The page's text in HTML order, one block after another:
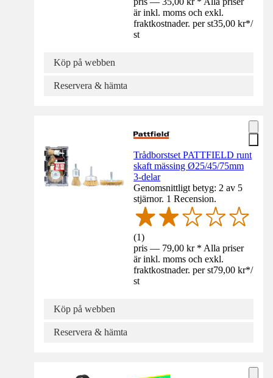
är inkl. moms och exkl.
fraktkostnader. per st35,00 kr*/
st
Köp på webben
Reservera & hämta
Trådborstset PATTFIELD runt
skaft mässing Ø25/45/75mm
3-delar
Genomsnittligt betyg: 2 av 5
stjärnor. 1 Recension.
(1)
pris — 79,00 kr * Alla priser
är inkl. moms och exkl.
fraktkostnader. per st79,00 kr*/
st
Köp på webben
Reservera & hämta